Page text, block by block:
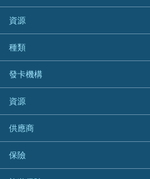
稅季/稅務貸款
網上貸款
結餘轉戶(清卡數貸款)
銀行貸款
財務公司貸款
免入息貸款
免TU貸款
急借錢
BEA 東亞銀行
BOC 中國銀行
Cashing Pro 優尚信貸
CCB(Asia) 中國建設銀行 (亞洲)
Citibank 花旗銀行
CNCBI 信銀國際
CreFIT 維信
DBS 星展銀行
DSB 大新銀行
資源
如何申請個人貸款
如何管理個人貸款
個人貸款有用資訊
清卡數貸款教學
循環貸款教學
個人化貸款產品推介 🔥全新
債務重組一覽
供樓利息扣稅
種類
網購優惠
精選外幣網購信用卡
尊尚信用卡
公司信用卡
電子錢包信用卡
日本遊信用卡攻略
韓國遊信用卡攻略
發卡機構
Citibank花旗銀行
AE美國運通
DBS星展銀行
HSBC滙豐銀行
Mox
資源
Black Friday優惠
淘寶付款方式
一田購物優惠日
供應商
八達通自動增值信用卡
保險